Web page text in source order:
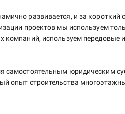
развивается, и за
проектов мы используем
используем передовые
самостоятельным юридическим
опыт строительства